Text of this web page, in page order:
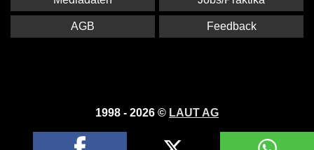
1998 - 2026 © LAUT AG
AGB Feedback